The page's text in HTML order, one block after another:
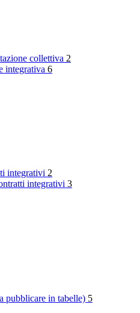
collettiva 2
integrativa 6
integrativi 2
integrativi 3
pubblicare in tabelle) 5